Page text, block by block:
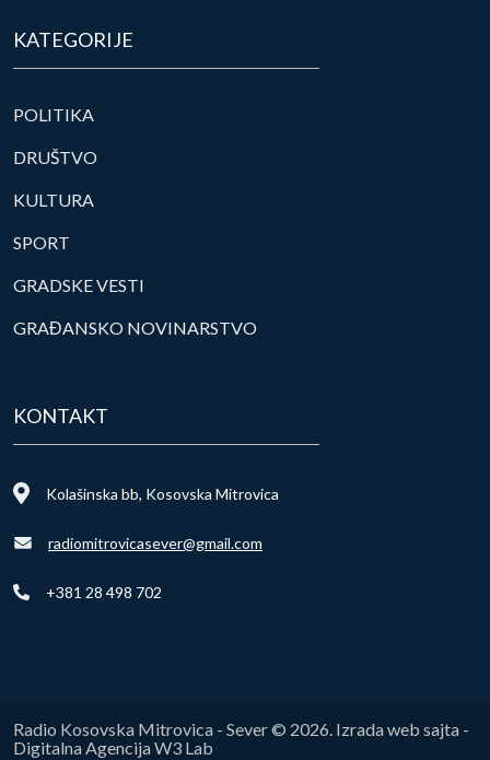
KATEGORIJE
POLITIKA
DRUŠTVO
KULTURA
SPORT
GRADSKE VESTI
GRAĐANSKO NOVINARSTVO
KONTAKT
Kolašinska bb, Kosovska Mitrovica
radiomitrovicasever@gmail.com
+381 28 498 702
Radio Kosovska Mitrovica - Sever © 2026. Izrada web sajta -
Digitalna Agencija W3 Lab